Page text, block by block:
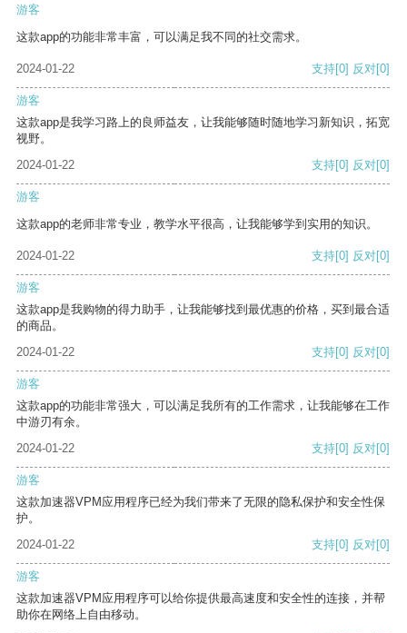
游客
这款app的功能非常丰富，可以满足我不同的社交需求。
2024-01-22 支持[0] 反对[0]
游客
这款app是我学习路上的良师益友，让我能够随时随地学习新知识，拓宽
视野。
2024-01-22
支持[0] 反对[0]
游客
这款app的老师非常专业，教学水平很高，让我能够学到实用的知识。
2024-01-22 支持[0] 反对[0]
游客
这款app是我购物的得力助手，让我能够找到最优惠的价格，买到最合适
的商品。
2024-01-22
支持[0] 反对[0]
游客
这款app的功能非常强大，可以满足我所有的工作需求，让我能够在工作
中游刃有余。
2024-01-22
支持[0] 反对[0]
游客
这款加速器VPM应用程序已经为我们带来了无限的隐私保护和安全性保
护。
2024-01-22
支持[0] 反对[0]
游客
这款加速器VPM应用程序可以给你提供最高速度和安全性的连接，并帮
助你在网络上自由移动。